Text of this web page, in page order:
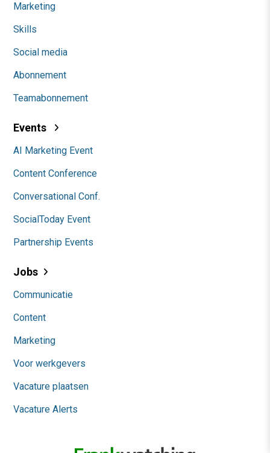
Marketing
Skills
Social media
Abonnement
Teamabonnement
Events
AI Marketing Event
Content Conference
Conversational Conf.
SocialToday Event
Partnership Events
Jobs
Communicatie
Content
Marketing
Voor werkgevers
Vacature plaatsen
Vacature Alerts